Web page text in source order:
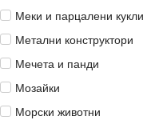
Меки и парцалени кукли
Метални конструктори
Мечета и панди
Мозайки
Морски животни